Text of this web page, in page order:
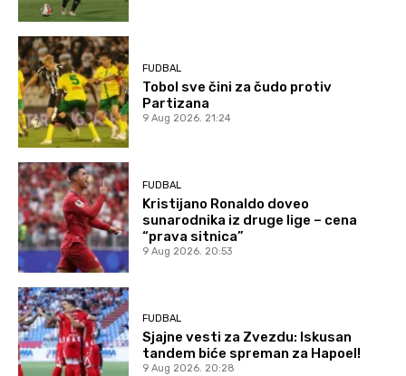
FUDBAL
Tobol sve čini za čudo protiv
Partizana
9 Aug 2026. 21:24
FUDBAL
Kristijano Ronaldo doveo
sunarodnika iz druge lige – cena
“prava sitnica”
9 Aug 2026. 20:53
FUDBAL
Sjajne vesti za Zvezdu: Iskusan
tandem biće spreman za Hapoel!
9 Aug 2026. 20:28